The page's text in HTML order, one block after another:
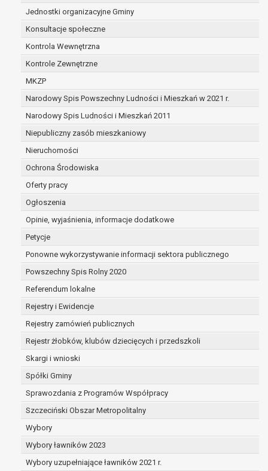
Jednostki organizacyjne Gminy
Konsultacje społeczne
Kontrola Wewnętrzna
Kontrole Zewnętrzne
MKZP
Narodowy Spis Powszechny Ludności i Mieszkań w 2021 r.
Narodowy Spis Ludności i Mieszkań 2011
Niepubliczny zasób mieszkaniowy
Nieruchomości
Ochrona Środowiska
Oferty pracy
Ogłoszenia
Opinie, wyjaśnienia, informacje dodatkowe
Petycje
Ponowne wykorzystywanie informacji sektora publicznego
Powszechny Spis Rolny 2020
Referendum lokalne
Rejestry i Ewidencje
Rejestry zamówień publicznych
Rejestr żłobków, klubów dziecięcych i przedszkoli
Skargi i wnioski
Spółki Gminy
Sprawozdania z Programów Współpracy
Szczeciński Obszar Metropolitalny
Wybory
Wybory ławników 2023
Wybory uzupełniające ławników 2021 r.
do czasu ustalenia czy prawnie
prawo do przenoszenia danych na podstawie art.
łącznie spełnione są następujące przesłanki:
przetwarzanie danych odbywa się na
przetwarzanie odbywa się w sposób
prawo sprzeciwu wobec przetwarzania danych na
przetwarzania danych osobowych, którego
niezbędność przetwarzania do wykonania
interesie publicznym lub w ramach
powierzonej administratorowi bądź
niezbędność przetwarzania do celów
Z przyczyn związanych z Pani/Pana szczególną
sprzeciwu, administrator nie może już
że wykaże on istnienie ważnych prawnie
dotyczą, lub podstaw do ustalenia, dochodzenia
W przypadku gdy przetwarzanie danych osobowych
osoby na przetwarzanie danych osobowych (art. 6 ust. 1
Pani/Panu prawo do cofnięcia tej zgody w dowolnym
wpływu na zgodność przetwarzania, którego dokonano
cofnięciem.
Przysługuje Pani/Panu prawo wniesienia skargi do
prawem przetwarzanie Pani/Pana danych osobowych
Organem właściwym do wniesienia skargi jest Prezes
Osobowych.
W zależności od sfery, w której przetwarzane są dane
osobowych jest dobrowolne albo jest wymogiem
Pani/Pana dane nie będą poddawane
tym również profilowaniu.